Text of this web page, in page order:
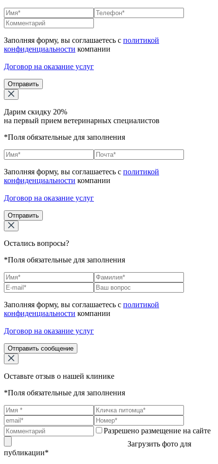
Заполняя форму, вы соглашаетесь с политикой
конфиденциальности компании
Договор на оказание услуг
Отправить
Дарим скидку 20%
на первый прием ветеринарных специалистов
*Поля обязательные для заполнения
Заполняя форму, вы соглашаетесь с политикой
конфиденциальности компании
Договор на оказание услуг
Отправить
Остались вопросы?
*Поля обязательные для заполнения
Заполняя форму, вы соглашаетесь с политикой
конфиденциальности компании
Договор на оказание услуг
Отправить сообщение
Оставьте отзыв о нашей клинике
*Поля обязательные для заполнения
Разрешено размещение на сайте
Загрузить фото для
публикации*